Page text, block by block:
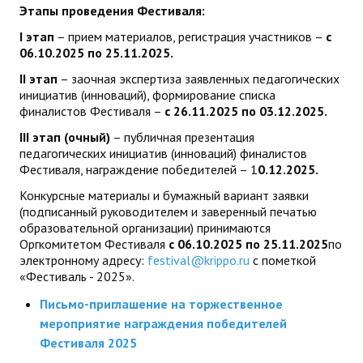
Этапы проведения Фестиваля:
I этап – прием материалов, регистрация участников – с
06.10.2025 по 25.11.2025.
II этап – заочная экспертиза заявленных педагогических
инициатив (инноваций), формирование списка
финалистов Фестиваля – с 26.11.2025 по 03.12.2025.
III этап (очный) – публичная презентация
педагогических инициатив (инноваций) финалистов
Фестиваля, награждение победителей – 10.12.2025.
Конкурсные материалы и бумажный вариант заявки
(подписанный руководителем и заверенный печатью
образовательной организации) принимаются
Оргкомитетом Фестиваля с 06.10.2025 по 25.11.2025по
электронному адресу: festival@krippo.ru с пометкой
«Фестиваль - 2025».
Письмо-приглашение на торжественное
мероприятие награждения победителей
Фестиваля 2025